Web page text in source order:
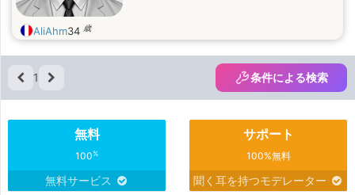
AliAhm34 歳
1 条件による検索
無料
100%
無料サービス
サポート
100%無料
聞く耳を持つモデレーター